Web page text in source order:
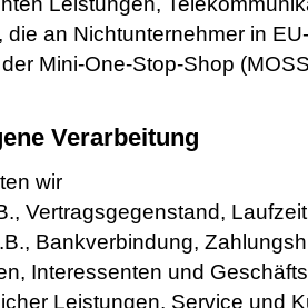
an Nichtunternehmer in
Mini-One-Stop-Shop
Verarbeitung
wir
Vertragsgegenstand,
Bankverbindung,
Interessenten und
Leistungen, Service und